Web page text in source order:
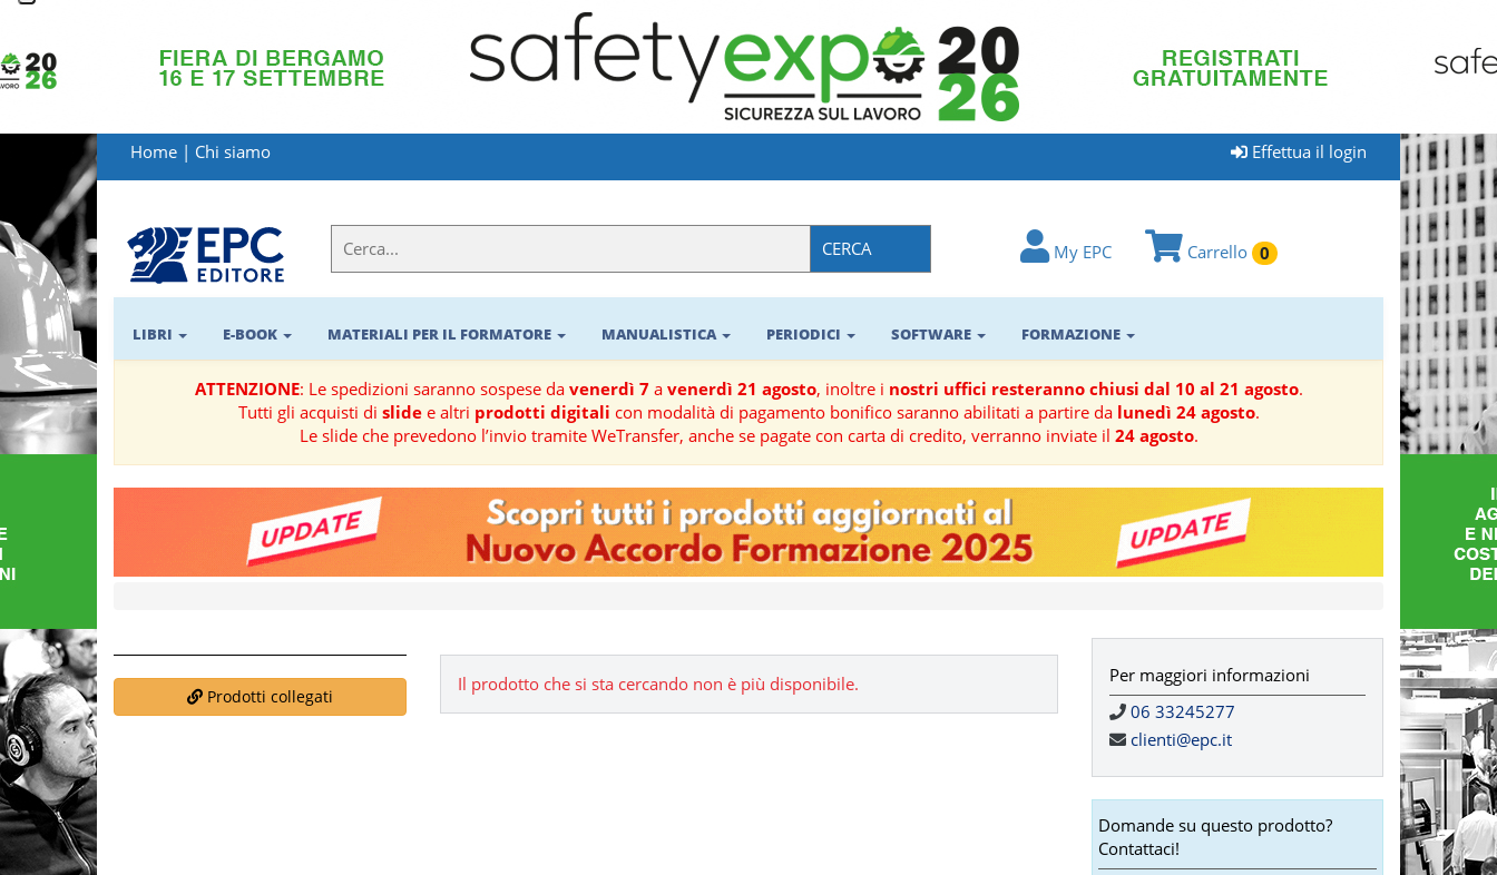
LIBRI
MATERIALI
PER
IL
FORMATORE
E-
BOOK
RIVISTE
MANUALISTICA
SOFTWARE
TEMATICHE
Home | Chi siamo Effettua il login
CERCA My EPC Carrello 0
LIBRI E-BOOK MATERIALI PER IL FORMATORE MANUALISTICA PERIODICI SOFTWARE FORMAZIONE
ATTENZIONE: Le spedizioni saranno sospese da venerdì 7a venerdì 21 agosto, inoltre i nostri uffici resteranno chiusi dal 10 al 21 agosto.
Tutti gli acquisti di slidee altri prodotti digitali con modalità di pagamento bonifico saranno abilitati a partire da lunedì 24 agosto.
Le slide che prevedono l’invio tramite WeTransfer, anche se pagate con carta di credito, verranno inviate il 24 agosto.
Prodotti collegati
Il prodotto che si sta cercando non è più disponibile.
Per maggiori informazioni
06 33245277
clienti@epc.it
Domande su questo prodotto?
Contattaci!